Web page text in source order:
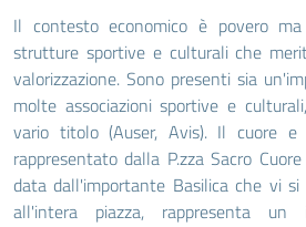
Il contesto economico è povero
strutture sportive e culturali che
valorizzazione. Sono presenti sia
molte associazioni sportive e
vario titolo (Auser, Avis). Il cuore
rappresentato dalla P.zza Sacro
data dall'importante Basilica che vi si
all'intera piazza, rappresenta un